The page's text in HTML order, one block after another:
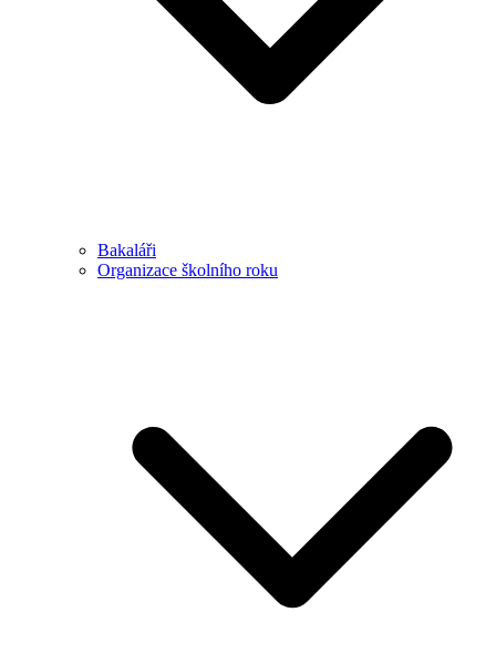
Bakaláři
Organizace školního roku